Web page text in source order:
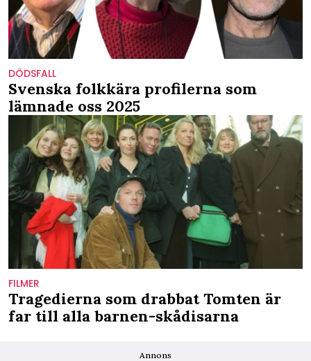
DÖDSFALL
Svenska folkkära profilerna som
lämnade oss 2025
FILMER
Tragedierna som drabbat Tomten är
far till alla barnen-skådisarna
Annons